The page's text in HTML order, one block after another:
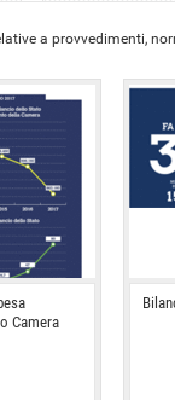
a provvedimenti,
Camera